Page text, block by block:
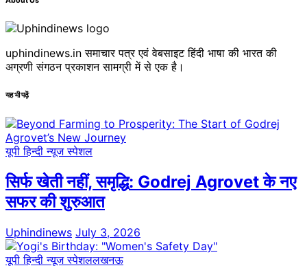
uphindinews.in समाचार पत्र एवं वेबसाइट हिंदी भाषा की भारत की
अग्रणी संगठन प्रकाशन सामग्री में से एक है।
यह भी पढ़ें
यूपी हिन्दी न्यूज स्पेशल
सिर्फ खेती नहीं, समृद्धि: Godrej Agrovet के नए
सफर की शुरुआत
Uphindinews July 3, 2026
यूपी हिन्दी न्यूज स्पेशललखनऊ